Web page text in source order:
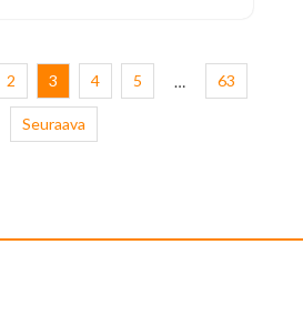
2 3 4 5 … 63
Seuraava